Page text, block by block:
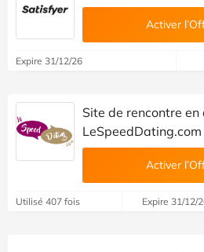
Activer
Expire 31/12/26
Site de rencontre
LeSpeedDating.com
Activer
Utilisé 407 fois Expire 31/12/